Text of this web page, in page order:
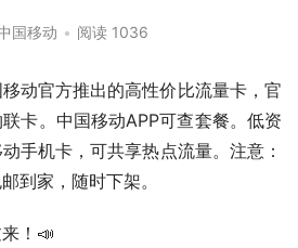
国移动 • 阅读 1036
动官方推出的高性价比流量卡，官
卡。中国移动APP可查套餐。低资
手机卡，可共享热点流量。注意：
到家，随时下架。
！📣